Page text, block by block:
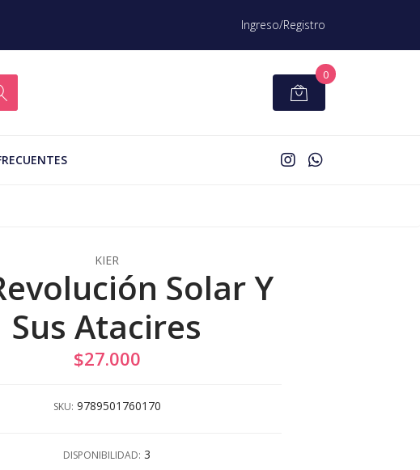
Ingreso/Registro
0
KIER
Solar Y
Sus Atacires
$27.000
SKU: 9789501760170
DISPONIBILIDAD: 3